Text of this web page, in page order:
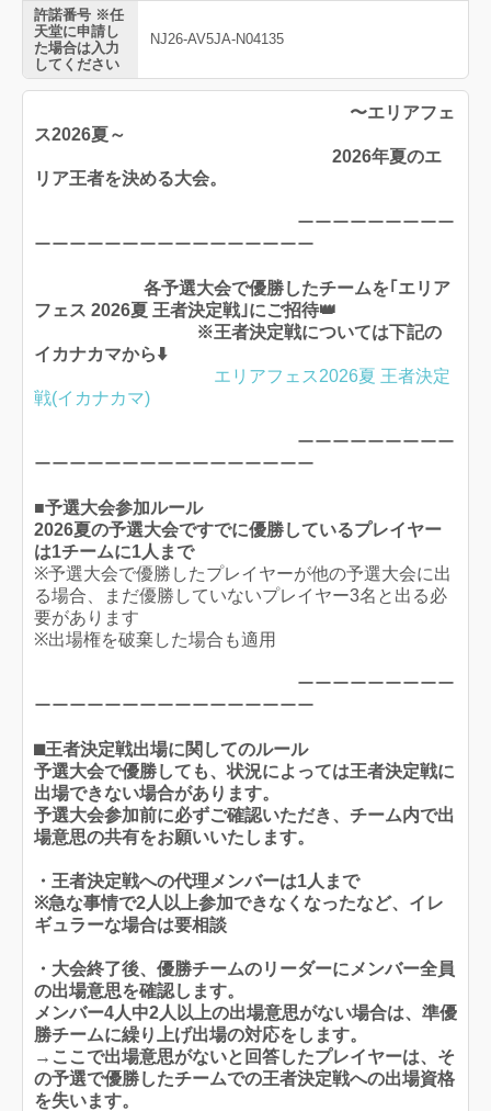
許諾番号 ※任
天堂に申請し
た場合は入力
してください
NJ26-AV5JA-N04135
〜エリアフェ
ス2026夏～
2026年夏のエ
リア王者を決める大会。
ーーーーーーーーー
ーーーーーーーーーーーーーーーー
各予選大会で優勝したチームを｢エリア
フェス 2026夏 王者決定戦｣にご招待👑
※王者決定戦については下記の
イカナカマから⬇️
エリアフェス2026夏 王者決定
戦(イカナカマ)
ーーーーーーーーー
ーーーーーーーーーーーーーーーー
■予選大会参加ルール
2026夏の予選大会ですでに優勝しているプレイヤー
は1チームに1人まで
※予選大会で優勝したプレイヤーが他の予選大会に出
る場合、まだ優勝していないプレイヤー3名と出る必
要があります
※出場権を破棄した場合も適用
ーーーーーーーーー
ーーーーーーーーーーーーーーーー
⬛︎王者決定戦出場に関してのルール
予選大会で優勝しても、状況によっては王者決定戦に
出場できない場合があります。
予選大会参加前に必ずご確認いただき、チーム内で出
場意思の共有をお願いいたします。
・王者決定戦への代理メンバーは1人まで
※急な事情で2人以上参加できなくなったなど、イレ
ギュラーな場合は要相談
・大会終了後、優勝チームのリーダーにメンバー全員
の出場意思を確認します。
メンバー4人中2人以上の出場意思がない場合は、準優
勝チームに繰り上げ出場の対応をします。
→ここで出場意思がないと回答したプレイヤーは、そ
の予選で優勝したチームでの王者決定戦への出場資格
を失います。